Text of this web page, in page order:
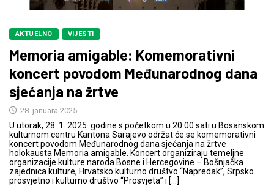
AKTUELNO VIJESTI
Memoria amigable: Komemorativni
koncert povodom Međunarodnog dana
sjećanja na žrtve
28. januara 2025.
U utorak, 28. 1. 2025. godine s početkom u 20.00 sati u Bosanskom
kulturnom centru Kantona Sarajevo održat će se komemorativni
koncert povodom Međunarodnog dana sjećanja na žrtve
holokausta Memoria amigable. Koncert organiziraju temeljne
organizacije kulture naroda Bosne i Hercegovine – Bošnjačka
zajednica kulture, Hrvatsko kulturno društvo “Napredak”, Srpsko
prosvjetno i kulturno društvo “Prosvjeta” i […]